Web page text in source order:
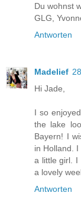
Du wohnst
GLG,
Antworten
Madelief
Hi Jade,
I so
the lake
Bayern! I
in Holland.
a little girl. I
a lovely
Antworten